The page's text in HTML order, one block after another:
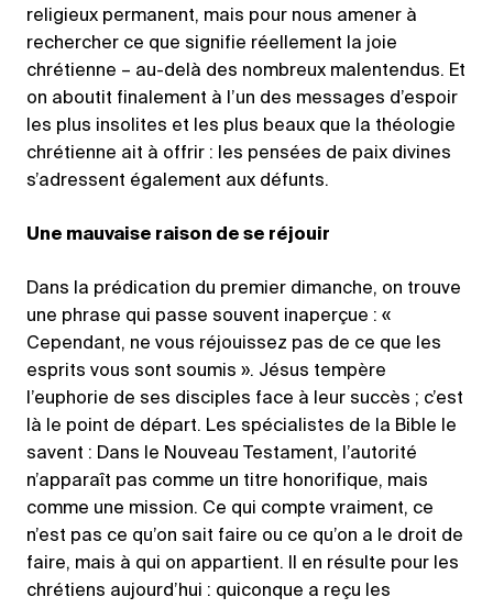
religieux permanent, mais pour nous amener à
rechercher ce que signifie réellement la joie
chrétienne – au-delà des nombreux malentendus. Et
on aboutit finalement à l’un des messages d’espoir
les plus insolites et les plus beaux que la théologie
chrétienne ait à offrir : les pensées de paix divines
s’adressent également aux défunts.
Une mauvaise raison de se réjouir
Dans la prédication du premier dimanche, on trouve
une phrase qui passe souvent inaperçue : «
Cependant, ne vous réjouissez pas de ce que les
esprits vous sont soumis ». Jésus tempère
l’euphorie de ses disciples face à leur succès ; c’est
là le point de départ. Les spécialistes de la Bible le
savent : Dans le Nouveau Testament, l’autorité
n’apparaît pas comme un titre honorifique, mais
comme une mission. Ce qui compte vraiment, ce
n’est pas ce qu’on sait faire ou ce qu’on a le droit de
faire, mais à qui on appartient. Il en résulte pour les
chrétiens aujourd’hui : quiconque a reçu les